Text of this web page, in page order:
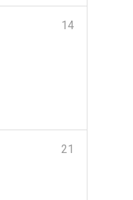
14
21